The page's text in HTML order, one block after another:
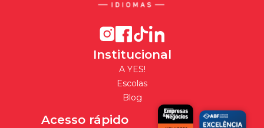
Institucional
A YES!
Escolas
Blog
Acesso rápido